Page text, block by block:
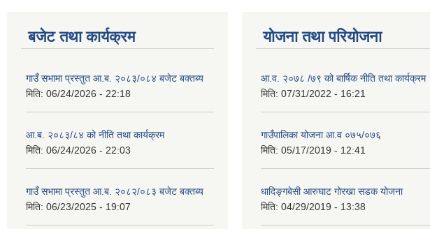
बजेट तथा कार्यक्रम
गाउँ सभामा प्रस्तुत आ.ब. २०८३/०८४ बजेट बक्तब्य
मिति: 06/24/2026 - 22:18
आ.ब. २०८३/८४ को नीति तथा कार्यक्रम
मिति: 06/24/2026 - 22:03
गाउँ सभामा प्रस्तुत आ.ब. २०८२/०८३ बजेट बक्तब्य
मिति: 06/23/2025 - 19:07
योजना तथा परियोजना
आ.व. २०७८ /७९ को बार्षिक नीति तथा कार्यक्रम
मिति: 07/31/2022 - 16:21
गाउँपालिका योजना आ.व ०७५/०७६
मिति: 05/17/2019 - 12:41
धादिङ्गबेसी आरुघाट गोरखा सडक योजना
मिति: 04/29/2019 - 13:38